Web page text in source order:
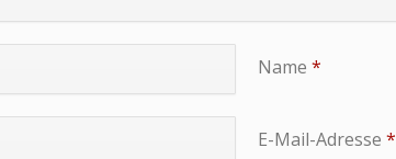
Name*
E-Mail-Adresse*